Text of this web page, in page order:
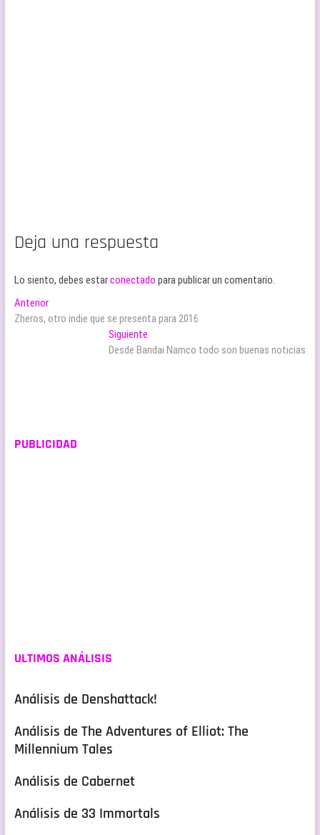
Deja una respuesta
Lo siento, debes estarconectado para publicar un comentario.
Navegación
de
AnteriorEntrada
anterior:
Zheros, otro indie que se presenta para 2016
Siguiente
siguiente:
Desde Bandai Namco todo son buenas noticias
PUBLICIDAD
ULTIMOS ANÁLISIS
Análisis de Denshattack!
Análisis de The Adventures of Elliot: The
Millennium Tales
Análisis de Cabernet
Análisis de 33 Immortals